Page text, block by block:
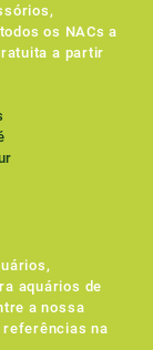
os NACs a
a partir
aquários de
a nossa
referências na